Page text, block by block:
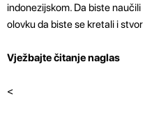
indonezijskom. Da biste
olovku da biste se kretali i
Vježbajte čitanje naglas
<